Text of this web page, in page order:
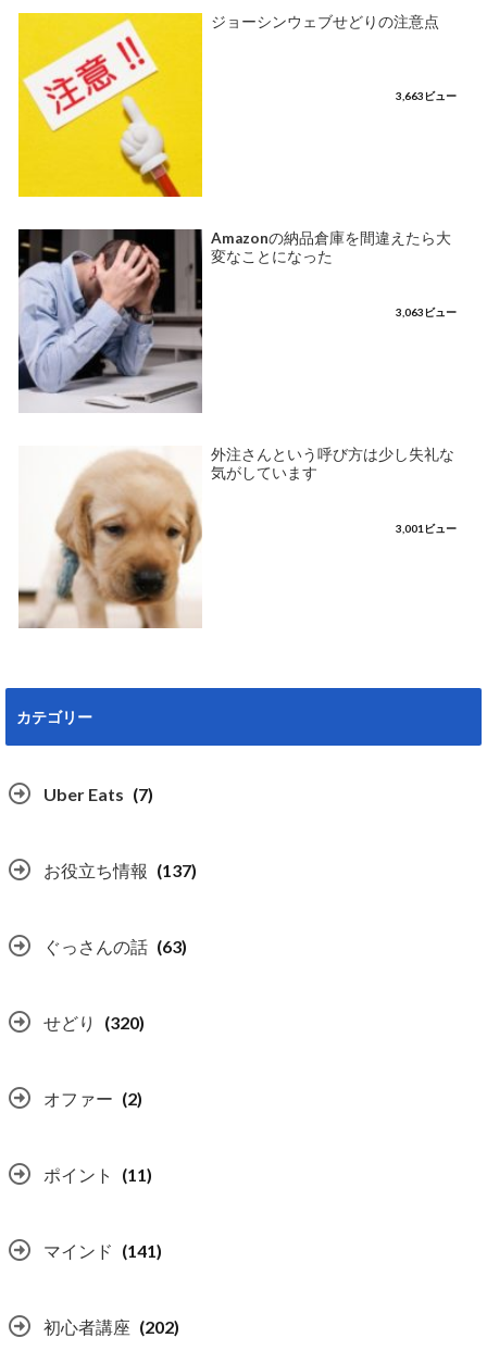
ジョーシンウェブせどりの注意点
3,663ビュー
Amazonの納品倉庫を間違えたら大
変なことになった
3,063ビュー
外注さんという呼び方は少し失礼な
気がしています
3,001ビュー
カテゴリー
Uber Eats (7)
お役立ち情報 (137)
ぐっさんの話 (63)
せどり (320)
オファー (2)
ポイント (11)
マインド (141)
初心者講座 (202)